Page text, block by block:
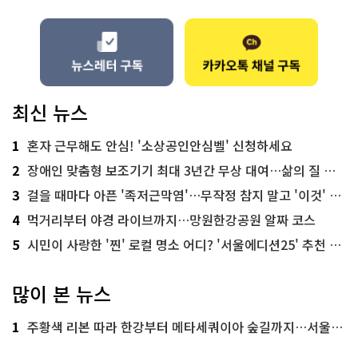
최신 뉴스
1 혼자 근무해도 안심! '소상공인안심벨' 신청하세요
2 장애인 맞춤형 보조기기 최대 3년간 무상 대여…삶의 질 높인다
3 걸을 때마다 아픈 '족저근막염'…무작정 참지 말고 '이것' 해보세요!
4 먹거리부터 야경 라이브까지…망원한강공원 알짜 코스
5 시민이 사랑한 '찐' 로컬 명소 어디? '서울에디션25' 추천 코스
많이 본 뉴스
1 주황색 리본 따라 한강부터 메타세쿼이아 숲길까지…서울둘레길 15코스